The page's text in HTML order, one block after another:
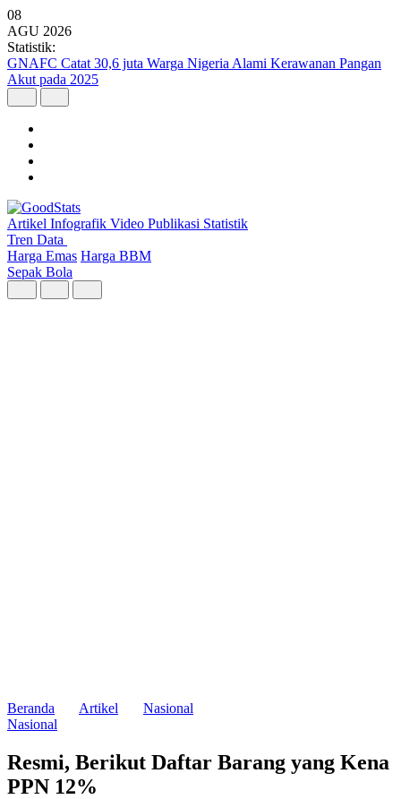
08
AGU 2026
Statistik:
Kunjungan Wisatawan Mancanegara Tembus 7 Juta per Semester I
2026
Artikel Infografik Video Publikasi Statistik
Tren Data
Harga Emas Harga BBM
Sepak Bola
Beranda Artikel
Nasional
Nasional
Resmi, Berikut Daftar Barang yang Kena
PPN 12%